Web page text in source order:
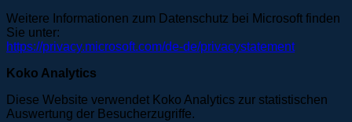
Weitere Informationen zum Datenschutz bei Microsoft finden
Sie unter:
https://privacy.microsoft.com/de-de/privacystatement
Koko Analytics
Diese Website verwendet Koko Analytics zur statistischen
Auswertung der Besucherzugriffe.